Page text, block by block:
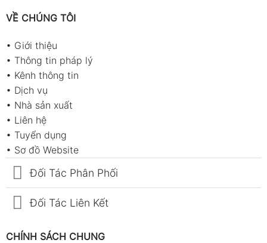
VỀ CHÚNG TÔI
• Giới thiệu
• Thông tin pháp lý
• Kênh thông tin
• Dịch vụ
• Nhà sản xuất
• Liên hệ
• Tuyển dụng
• Sơ đồ Website
Đối Tác Phân Phối
Đối Tác Liên Kết
CHÍNH SÁCH CHUNG